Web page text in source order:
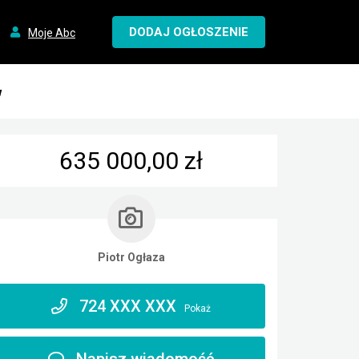
Moje Abc DODAJ OGŁOSZENIE
635 000,00 zł
Piotr Ogłaza
724 XXX XXX Pokaż